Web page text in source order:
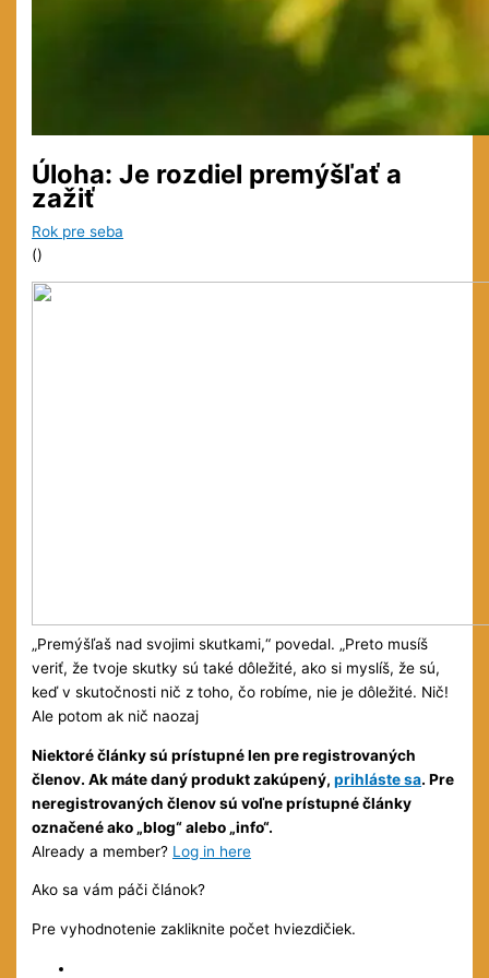
Úloha: Je rozdiel premýšľať a
zažiť
Rok pre seba
()
„Premýšľaš nad svojimi skutkami,“ povedal. „Preto musíš
veriť, že tvoje skutky sú také dôležité, ako si myslíš, že sú,
keď v skutočnosti nič z toho, čo robíme, nie je dôležité. Nič!
Ale potom ak nič naozaj
Niektoré články sú prístupné len pre registrovaných
členov. Ak máte daný produkt zakúpený,prihláste sa. Pre
neregistrovaných členov sú voľne prístupné články
označené ako „blog“ alebo „info“.
Already a member? Log in here
Ako sa vám páči článok?
Pre vyhodnotenie zakliknite počet hviezdičiek.